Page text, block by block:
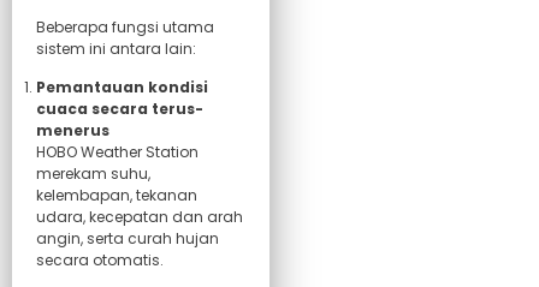
Beberapa fungsi utama
sistem ini antara lain:
Pemantauan kondisi
cuaca secara terus-
menerus
HOBO Weather Station
merekam suhu,
kelembapan, tekanan
udara, kecepatan dan arah
angin, serta curah hujan
secara otomatis.